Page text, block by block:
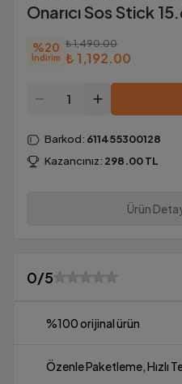
Onarıcı Sos Stick
%20
İndirim
₺ 1,490.00
₺ 1,192.00
Barkod: 611455300128
Kazancınız: 298.00TL
Ürün
0/5
%100 orijinal ürün
Özenle Paketleme, Hızlı